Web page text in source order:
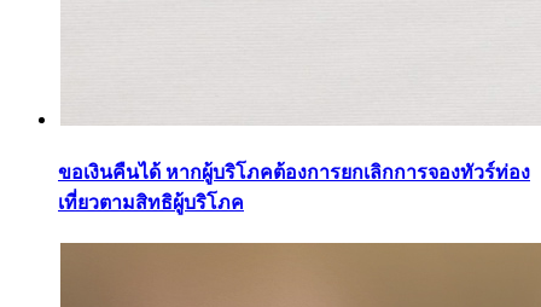
ขอเงินคืนได้ หากผู้บริโภคต้องการยกเลิกการจองทัวร์ท่อง
เที่ยวตามสิทธิผู้บริโภค